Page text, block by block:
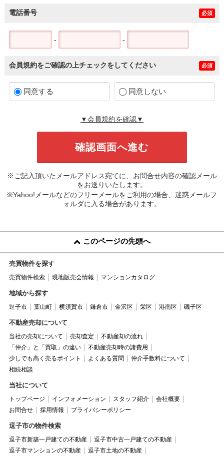
電話番号 必須
- -
会員規約をご確認の上チェックをしてください 必須
同意する 同意しない
▼会員規約を確認▼
※ご記入頂いたメールアドレス宛てに、お問合せ内容の確認メール
をお送りいたします。
※Yahoo!メールなどのフリーメールをご利用の場合、迷惑メールフ
ォルダに入る場合があります。
このページの先頭へ
売買物件を探す
売買物件検索 現地販売会情報 マンションカタログ
地域から探す
逗子市 葉山町 横須賀市 鎌倉市 金沢区 栄区 港南区 磯子区
不動産売却について
当社の売却について 売却査定
不動産却の流れ
「仲介」と「買取」の違い
不動産売却時の諸費用
少しでも高く売るポイント
よくある質問
仲介手数料について
相続相談
当社について
トップページ インフォメーション スタッフ紹介
会社概要
お問合せ
採用情報 プライバシーポリシー
逗子市の物件検索
逗子市新築一戸建ての不動産
逗子市中古一戸建ての不動産
逗子市マンションの不動産
逗子市土地の不動産